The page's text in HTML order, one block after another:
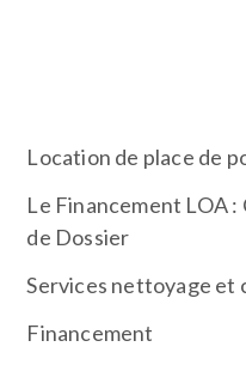
Location de place de
Le Financement LOA
de Dossier
Services nettoyage et
Financement